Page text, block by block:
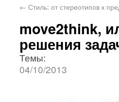
← Стиль: от стереотипов к
move2think,
решения
Темы:
04/10/2013